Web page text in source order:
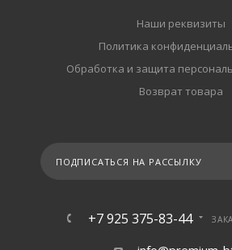
Наши реквизиты
Политика
Обработка и защита
Возврат товара
ПОДПИСАТЬСЯ НА РАССЫЛКУ
+7 925 375-83-44